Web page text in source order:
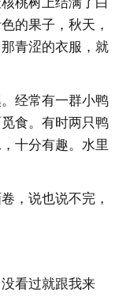
的果子，秋天，
青涩的衣服，就
经常有一群小鸭
食。有时两只鸭
十分有趣。水里
，说也说不完，
看过就跟我来